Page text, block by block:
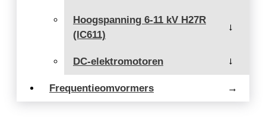
Hoogspanning 6-11 kV H27R
(IC611)
→
DC-elektromotoren →
Frequentieomvormers →